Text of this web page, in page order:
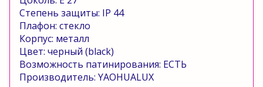
Степень защиты: IP 44
Плафон: стекло
Корпус: металл
Цвет: черный (black)
Возможность патинирования: ЕСТЬ
Производитель: YAOHUALUX